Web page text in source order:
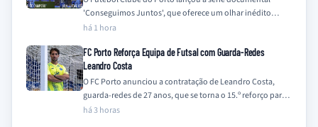
'Conseguimos Juntos', que oferece um olhar inédito
sobre a campanha vitoriosa da temporada…
há 1 hora
FC Porto Reforça Equipa de Futsal com Guarda-Redes
Leandro Costa
O FC Porto anunciou a contratação de Leandro Costa,
guarda-redes de 27 anos, que se torna o 15.º reforço para a
equipa…
há 3 horas